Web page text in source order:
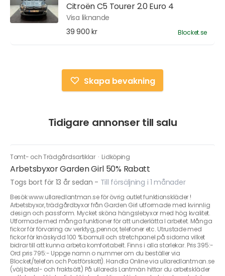
Citroën C5 Tourer 2.0 Euro 4
Visa liknande
39 900 kr
Blocket.se
Skapa bevakning
Tidigare annonser till salu
Tomt- och Trädgårdsartiklar · Lidköping
Arbetsbyxor Garden Girl 50% Rabatt
Togs bort för 13 år sedan - Till försäljning i 1 månader
Besök www.ullaredlantman.se för övrig outlet funktionskläder !
Arbetsbyxor, trädgårdbyxor från Garden Girl utformade med kvinnlig
design och passform. Mycket sköna hängslebyxor med hög kvalitet.
Utformade med många funktioner för att underlätta I arbetet. Många
fickor för förvaring av verktyg, pennor, telefoner etc. Utrustade med
fickor för knäskydd 100 % bomull och stretchpanel på sidorna vilket
bidrar till att kunna arbeta komfortabelt. Finns i alla storlekar. Pris 395:-
Ord pris 795:- Uppge namn o nummer om du beställer via
Blocket/telefon och Postförskott). Handla Online via ullaredlantman.se
(välj betal- och fraktsätt) På ullareds Lantmän hittar du arbetskläder